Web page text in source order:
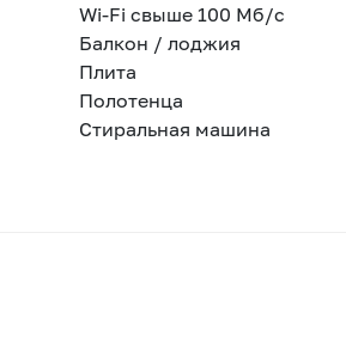
Wi-Fi свыше 100 Мб/с
Балкон / лоджия
Плита
Полотенца
Стиральная машина